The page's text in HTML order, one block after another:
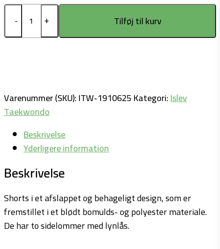
Craft
Core
Soul
Tilføj til kurv
Varenummer (SKU):ITW-1910625Kategori:Islev
Taekwondo
Beskrivelse
Yderligere information
Beskrivelse
Shorts i et afslappet og behageligt design, som er
fremstillet i et blødt bomulds- og polyester materiale.
De har to sidelommer med lynlås.